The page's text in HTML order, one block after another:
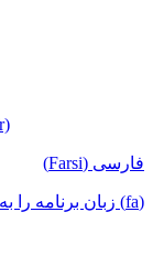
فارسی (Farsi)
(fa) زبان برنامه را به فارسی تغییر دهید